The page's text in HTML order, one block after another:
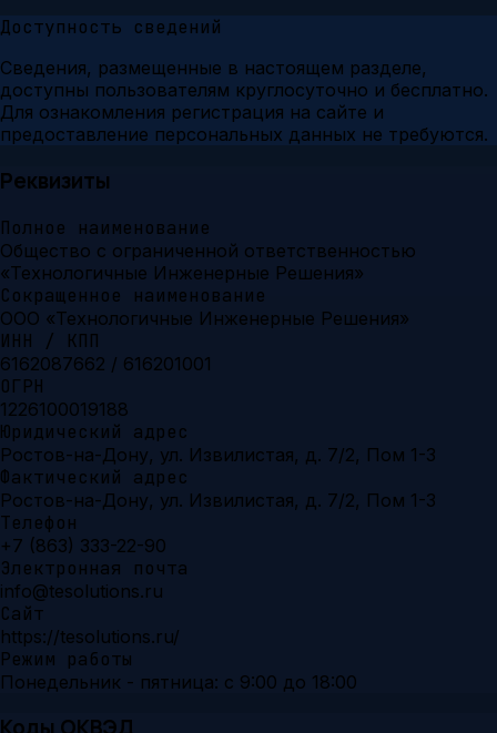
Доступность сведений
Сведения, размещенные в настоящем разделе,
доступны пользователям круглосуточно и бесплатно.
Для ознакомления регистрация на сайте и
предоставление персональных данных не требуются.
Реквизиты
Полное наименование
Общество с ограниченной ответственностью
«Технологичные Инженерные Решения»
Сокращенное наименование
ООО «Технологичные Инженерные Решения»
ИНН / КПП
6162087662 / 616201001
ОГРН
1226100019188
Юридический адрес
Ростов-на-Дону, ул. Извилистая, д. 7/2, Пом 1-3
Фактический адрес
Ростов-на-Дону, ул. Извилистая, д. 7/2, Пом 1-3
Телефон
+7 (863) 333-22-90
Электронная почта
info@tesolutions.ru
Сайт
https://tesolutions.ru/
Режим работы
Понедельник - пятница: с 9:00 до 18:00